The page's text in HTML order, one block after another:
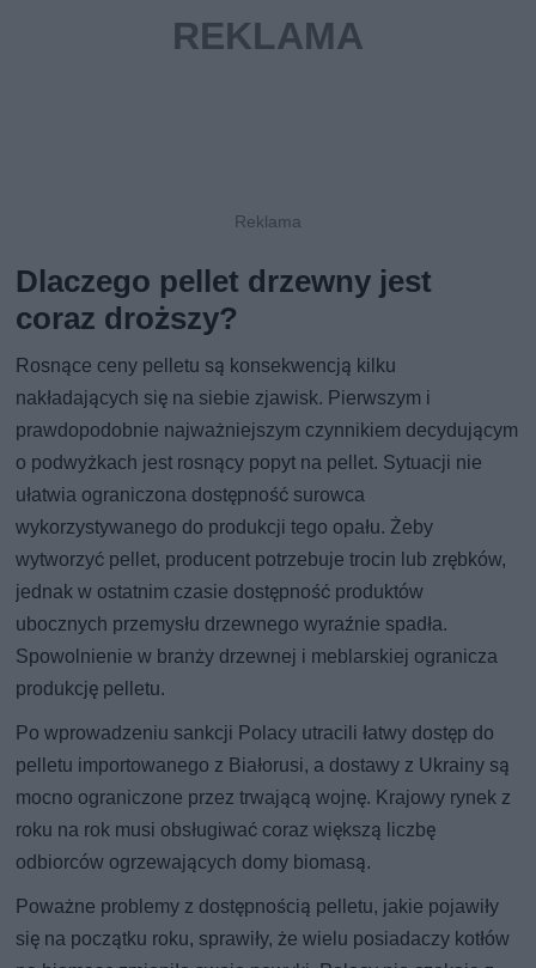
Dlaczego pellet drzewny jest
coraz droższy?
Rosnące ceny pelletu są konsekwencją kilku
nakładających się na siebie zjawisk. Pierwszym i
prawdopodobnie najważniejszym czynnikiem decydującym
o podwyżkach jest rosnący popyt na pellet. Sytuacji nie
ułatwia ograniczona dostępność surowca
wykorzystywanego do produkcji tego opału. Żeby
wytworzyć pellet, producent potrzebuje trocin lub zrębków,
jednak w ostatnim czasie dostępność produktów
ubocznych przemysłu drzewnego wyraźnie spadła.
Spowolnienie w branży drzewnej i meblarskiej ogranicza
produkcję pelletu.
Po wprowadzeniu sankcji Polacy utracili łatwy dostęp do
pelletu importowanego z Białorusi, a dostawy z Ukrainy są
mocno ograniczone przez trwającą wojnę. Krajowy rynek z
roku na rok musi obsługiwać coraz większą liczbę
odbiorców ogrzewających domy biomasą.
Poważne problemy z dostępnością pelletu, jakie pojawiły
się na początku roku, sprawiły, że wielu posiadaczy kotłów